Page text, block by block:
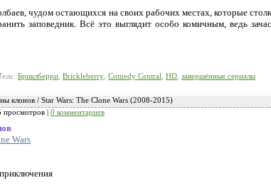
чудом остающихся на своих рабочих местах, которые
заповедник. Всё это выглядит особо комичным, ведь
Бриклберри Brickleberry Comedy Central HD завершённые сериалы
клонов / Star Wars: The Clone Wars (2008-2015)
просмотров | 0 комментариев
Wars